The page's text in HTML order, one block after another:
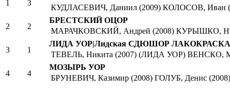
1
3
КУДЛАСЕВИЧ, Даниил (2009) КОЛОСОВ, Иван
2 2
БРЕСТСКИЙ ОЦОР
МАРАЧКОВСКИЙ, Андрей (2008) КУРЫШКО,
3 1
ЛИДА УОР|Лидская СДЮШОР ЛАКОКРАСКА
ТЕВЕЛЬ, Никита (2007) (ЛИДА УОР) ВЕНСКО,
4 4
МОЗЫРЬ УОР
БРУНЕВИЧ, Казимир (2008) ГОЛУБ, Денис (2008)